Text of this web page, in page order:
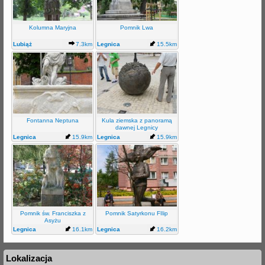
Kolumna Maryjna
Lubiąż 7.3km
Pomnik Lwa
Legnica 15.5km
Fontanna Neptuna
Legnica 15.9km
Kula ziemska z panoramą
dawnej Legnicy
Legnica
15.9km
Pomnik św. Franciszka z
Asyżu
Legnica
16.1km
Pomnik Satyrkonu FIlip
Legnica 16.2km
Lokalizacja